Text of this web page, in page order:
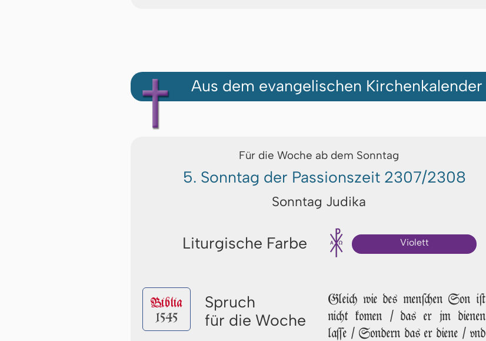
Aus dem evangelischen Kirchenkalender
Für die Woche ab dem Sonntag
5. Sonntag der Passionszeit 2307/2308
Sonntag Judika
Liturgische Farbe Violett
Biblia
1545
Spruch
für die Woche
Gleich wie des men­ſchen Son iſt
nicht ko­men / das er jm dienen
laſſe / Son­dern das er diene / vnd